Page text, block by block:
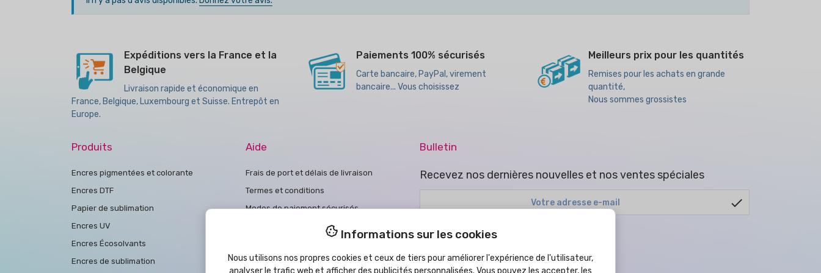
Expéditions vers la France et la
Belgique
Livraison rapide et économique en
France, Belgique, Luxembourg et Suisse. Entrepôt en
Europe.
Paiements 100% sécurisés
Carte bancaire, PayPal, virement
bancaire... Vous choisissez
Meilleurs prix pour les quantités
Remises pour les achats en grande
quantité,
Nous sommes grossistes
Produits
Encres pigmentées et colorante
Encres DTF
Papier de sublimation
Encres UV
Encres Écosolvants
Encres de sublimation
Aide
Frais de port et délais de livraison
Termes et conditions
Modes de paiement sécurisés
Conditions d'achat
Bulletin
Recevez nos dernières nouvelles et nos ventes spéciales
check
Informations sur les cookies
Nous utilisons nos propres cookies et ceux de tiers pour améliorer l'expérience de l'utilisateur,